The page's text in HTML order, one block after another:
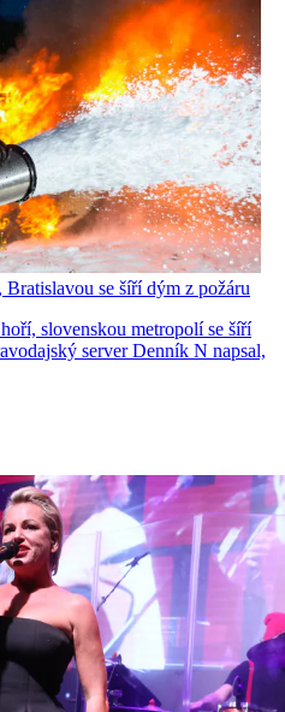
se šíří dým z požáru
slovenskou metropolí se šíří
server Denník N napsal,